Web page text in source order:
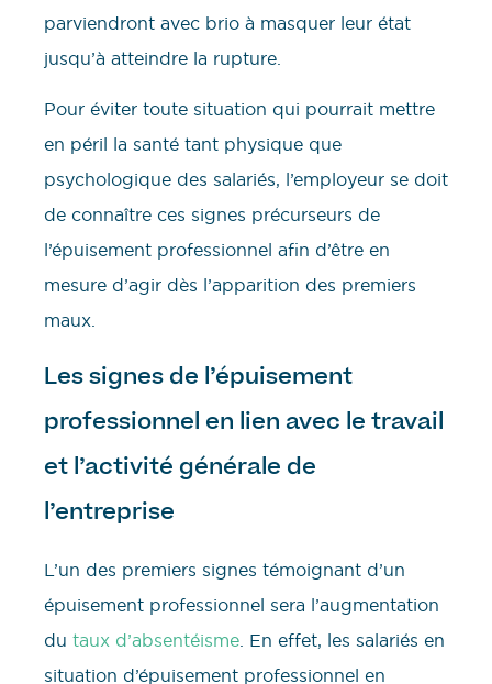
parviendront avec brio à masquer leur état
jusqu’à atteindre la rupture.
Pour éviter toute situation qui pourrait mettre
en péril la santé tant physique que
psychologique des salariés, l’employeur se doit
de connaître ces signes précurseurs de
l’épuisement professionnel afin d’être en
mesure d’agir dès l’apparition des premiers
maux.
Les signes de l’épuisement
professionnel en lien avec le travail
et l’activité générale de
l’entreprise
L’un des premiers signes témoignant d’un
épuisement professionnel sera l’augmentation
du taux d’absentéisme . En effet, les salariés en
situation d’épuisement professionnel en